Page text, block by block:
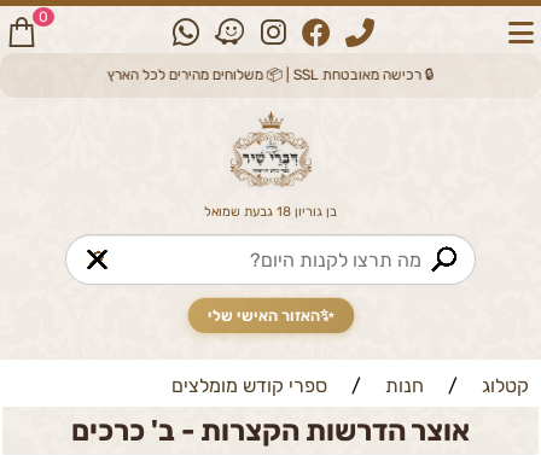
🔒 רכישה מאובטחת SSL | 📦 משלוחים מהירים לכל הארץ
בן גוריון 18 גבעת שמואל
🔎
✨האזור האישי שלי
0
קטלוג / חנות / ספרי קודש מומלצים
אוצר הדרשות הקצרות - ב' כרכים